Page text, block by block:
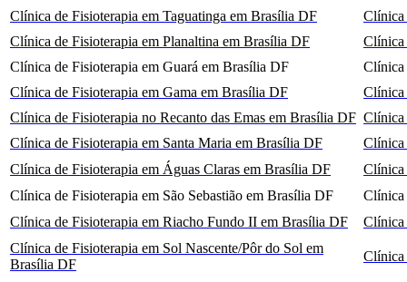
Clínica de Fisioterapia em Taguatinga em Brasília DF
Clínica
Clínica de Fisioterapia em Planaltina em Brasília DF
Clínica
Clínica de Fisioterapia em Guará em Brasília DF
Clínica
Clínica de Fisioterapia em Gama em Brasília DF
Clínica
Clínica de Fisioterapia no Recanto das Emas em Brasília DF Clínica
Clínica de Fisioterapia em Santa Maria em Brasília DF
Clínica
Clínica de Fisioterapia em Águas Claras em Brasília DF
Clínica
Clínica de Fisioterapia em São Sebastião em Brasília DF
Clínica
Clínica de Fisioterapia em Riacho Fundo II em Brasília DF
Clínica
Clínica de Fisioterapia em Sol Nascente/Pôr do Sol em
Brasília DF
Clínica